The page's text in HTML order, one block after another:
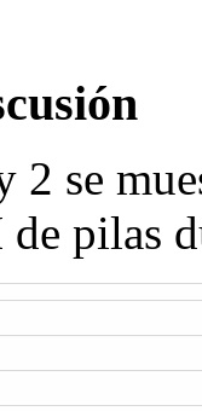
2 se
pilas